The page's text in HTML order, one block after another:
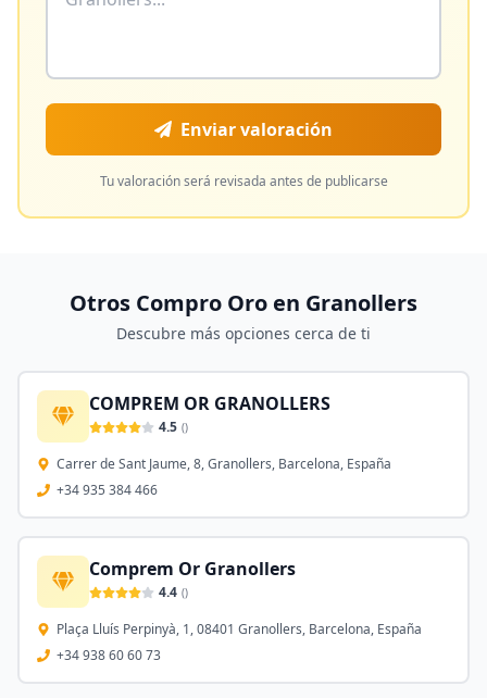
Enviar valoración
Tu valoración será revisada antes de publicarse
Otros Compro Oro en Granollers
Descubre más opciones cerca de ti
COMPREM OR GRANOLLERS
4.5 ()
Carrer de Sant Jaume, 8, Granollers, Barcelona, España
+34 935 384 466
Comprem Or Granollers
4.4 ()
Plaça Lluís Perpinyà, 1, 08401 Granollers, Barcelona, España
+34 938 60 60 73